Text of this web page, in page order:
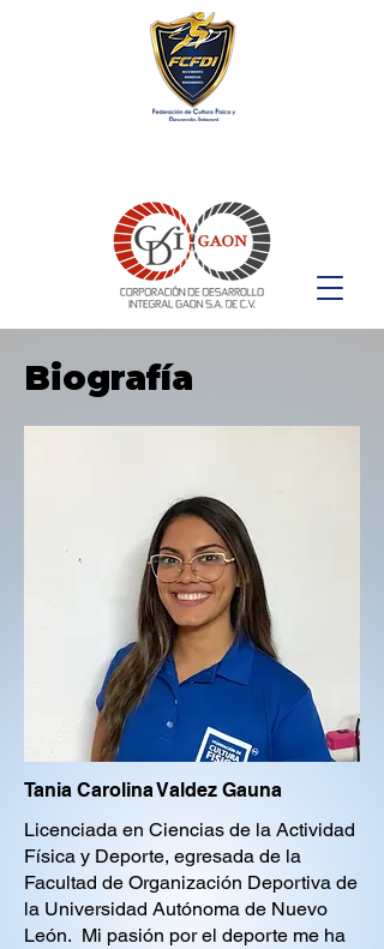
Biografía
Tania Carolina Valdez Gauna
Licenciada en Ciencias de la Actividad
Física y Deporte, egresada de la
Facultad de Organización Deportiva de
la Universidad Autónoma de Nuevo
León. Mi pasión por el deporte me ha